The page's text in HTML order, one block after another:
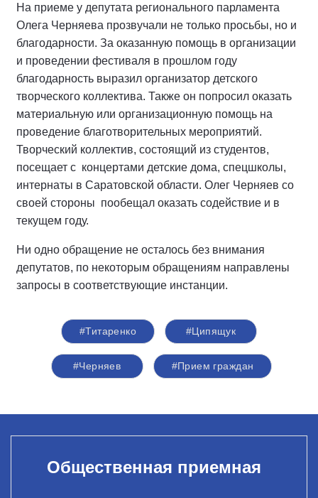
На приеме у депутата регионального парламента
Олега Черняева прозвучали не только просьбы, но и
благодарности. За оказанную помощь в организации
и проведении фестиваля в прошлом году
благодарность выразил организатор детского
творческого коллектива. Также он попросил оказать
материальную или организационную помощь на
проведение благотворительных мероприятий.
Творческий коллектив, состоящий из студентов,
посещает с концертами детские дома, спецшколы,
интернаты в Саратовской области. Олег Черняев со
своей стороны пообещал оказать содействие и в
текущем году.
Ни одно обращение не осталось без внимания
депутатов, по некоторым обращениям направлены
запросы в соответствующие инстанции.
#Титаренко #Ципящук
#Черняев #Прием граждан
Общественная приемная